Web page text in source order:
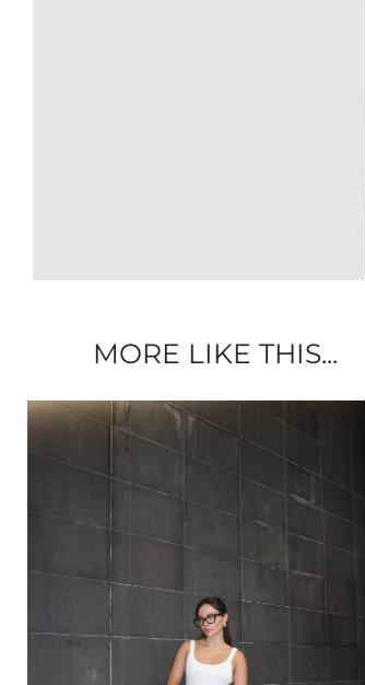
MORE LIKE THIS...